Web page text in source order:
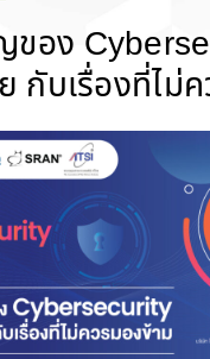
ของ
กับเรื่องที่ไม่